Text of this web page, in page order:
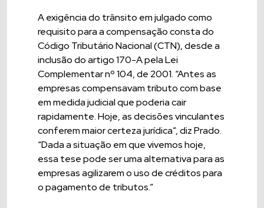
A exigência do trânsito em julgado como
requisito para a compensação consta do
Código Tributário Nacional (CTN), desde a
inclusão do artigo 170-A pela Lei
Complementar nº 104, de 2001. “Antes as
empresas compensavam tributo com base
em medida judicial que poderia cair
rapidamente. Hoje, as decisões vinculantes
conferem maior certeza jurídica”, diz Prado.
“Dada a situação em que vivemos hoje,
essa tese pode ser uma alternativa para as
empresas agilizarem o uso de créditos para
o pagamento de tributos.”